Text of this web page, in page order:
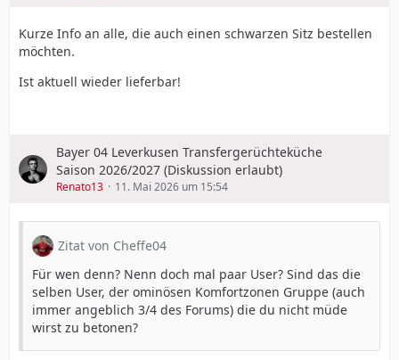
Kurze Info an alle, die auch einen schwarzen Sitz bestellen
möchten.
Ist aktuell wieder lieferbar!
Bayer 04 Leverkusen Transfergerüchteküche
Saison 2026/2027 (Diskussion erlaubt)
Renato13 11. Mai 2026 um 15:54
Zitat von Cheffe04
Für wen denn? Nenn doch mal paar User? Sind das die
selben User, der ominösen Komfortzonen Gruppe (auch
immer angeblich 3/4 des Forums) die du nicht müde
wirst zu betonen?